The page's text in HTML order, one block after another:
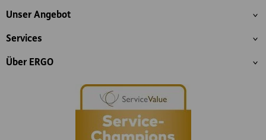
Inhaltsübersicht
Unser Angebot
Services
Über ERGO